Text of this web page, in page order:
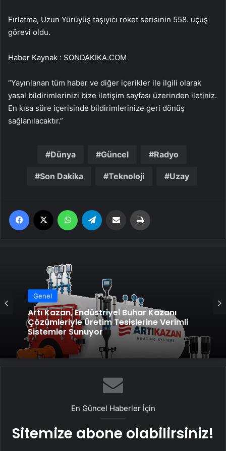
Fırlatma, Uzun Yürüyüş taşıyıcı roket serisinin 558. uçuş
görevi oldu.
Haber Kaynak : SONDAKIKA.COM
“Yayınlanan tüm haber ve diğer içerikler ile ilgili olarak
yasal bildirimlerinizi bize iletişim sayfası üzerinden iletiniz.
En kısa süre içerisinde bildirimlerinize geri dönüş
sağlanılacaktır.”
Dünya Güncel Radyo
Son Dakika Teknoloji Uzay
Facebook WhatsApp Email'den paylaş
Genel
Artı Kazan, Endüstriyel Buhar Kazanı
Çözümleriyle Üretim Tesislerine Verimli
Sistemler Sunuyor
En Güncel Haberler İçin
Sitemize abone olabilirsiniz!